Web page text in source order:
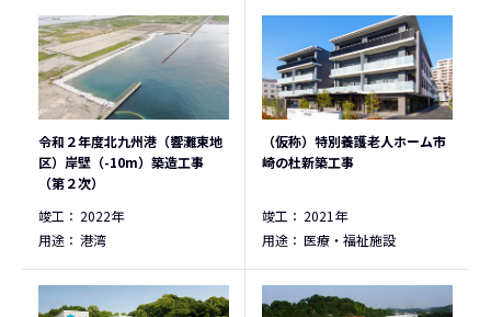
令和２年度北九州港（響灘東地
区）岸壁（-10m）築造工事
（第２次）
竣工： 2022年
用途： 港湾
（仮称）特別養護老人ホーム市
崎の杜新築工事
竣工： 2021年
用途： 医療・福祉施設